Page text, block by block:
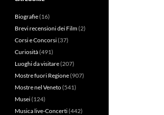
Biografie(16)
Brevi recensioni dei Film(2)
Corsi e Concorsi(37)
Curiosità(491)
Luoghi da visitare(207)
Mostre fuori Regione(907)
Mostre nel Veneto(541)
Musei(124)
Musica live-Concerti(442)